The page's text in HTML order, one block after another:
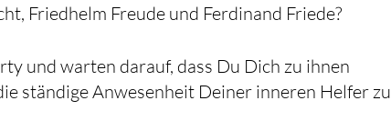
Friedhelm Freude und Ferdinand Friede?
und warten darauf, dass Du Dich zu ihnen
ständige Anwesenheit Deiner inneren Helfer zu